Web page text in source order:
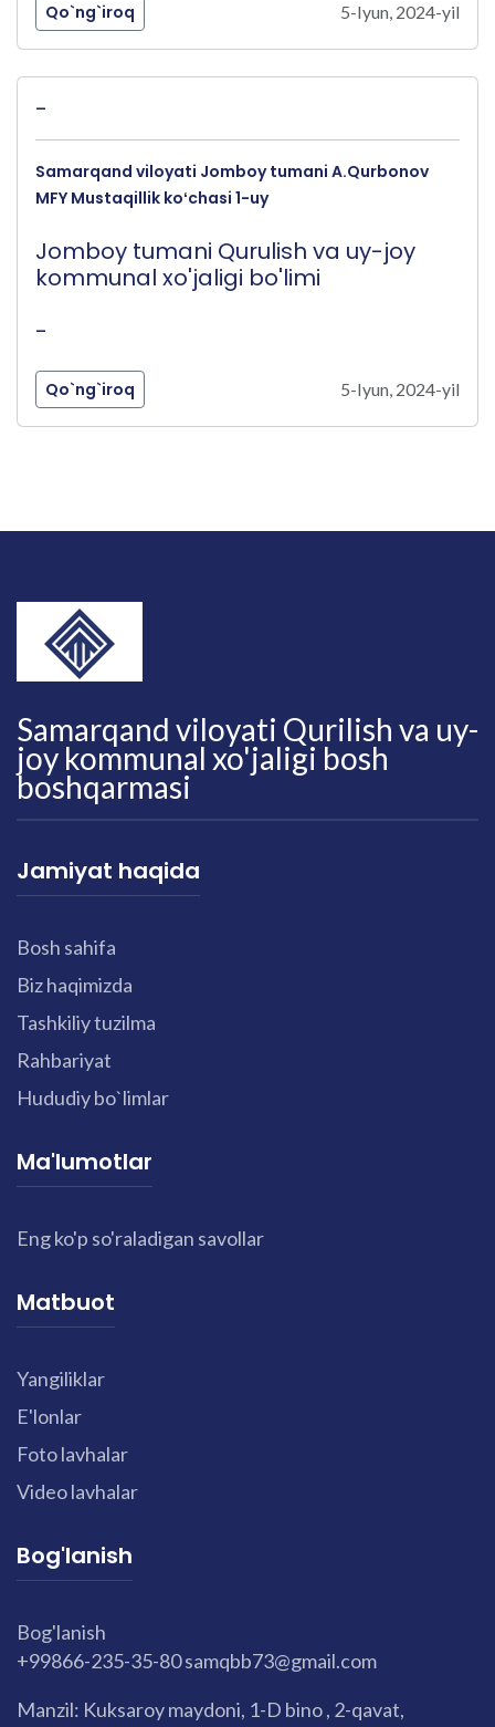
Qo`ng`iroq 5-Iyun, 2024-yil
-
Samarqand viloyati Jomboy tumani A.Qurbonov
MFY Mustaqillik koʻchasi 1-uy
Jomboy tumani Qurulish va uy-joy
kommunal xo'jaligi bo'limi
-
Qo`ng`iroq 5-Iyun, 2024-yil
Samarqand viloyati Qurilish va uy-
joy kommunal xo'jaligi bosh
boshqarmasi
Jamiyat haqida
Bosh sahifa
Biz haqimizda
Tashkiliy tuzilma
Rahbariyat
Hududiy bo`limlar
Ma'lumotlar
Eng ko'p so'raladigan savollar
Matbuot
Yangiliklar
E'lonlar
Foto lavhalar
Video lavhalar
Bog'lanish
Bog'lanish
+99866-235-35-80samqbb73@gmail.com
Manzil: Kuksaroy maydoni, 1-D bino , 2-qavat,